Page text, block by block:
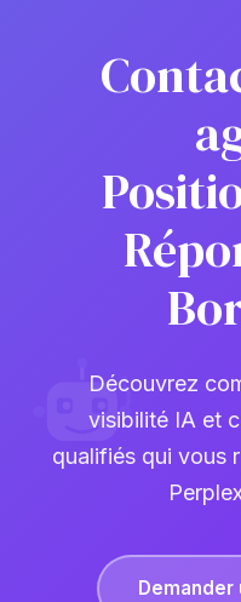
Découvrez
visibilité IA et
qualifiés qui vous